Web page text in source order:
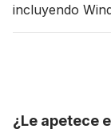
incluyendo
¿Le apetece